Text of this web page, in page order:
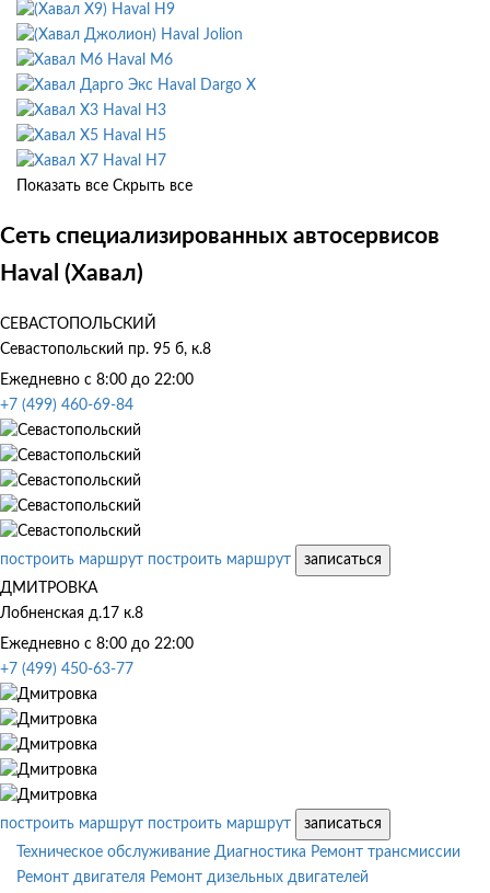
Haval H9
Haval Jolion
Haval M6
Haval Dargo X
Haval H3
Haval H5
Haval H7
Показать все Скрыть все
Сеть специализированных автосервисов
Haval (Хавал)
СЕВАСТОПОЛЬСКИЙ
Севастопольский пр. 95 б, к.8
Ежедневно с 8:00 до 22:00
+7 (499) 460-69-84
построить маршрут построить маршрут
записаться
ДМИТРОВКА
Лобненская д.17 к.8
Ежедневно с 8:00 до 22:00
+7 (499) 450-63-77
построить маршрут построить маршрут
записаться
Техническое обслуживание Диагностика Ремонт трансмиссии
Ремонт двигателя Ремонт дизельных двигателей